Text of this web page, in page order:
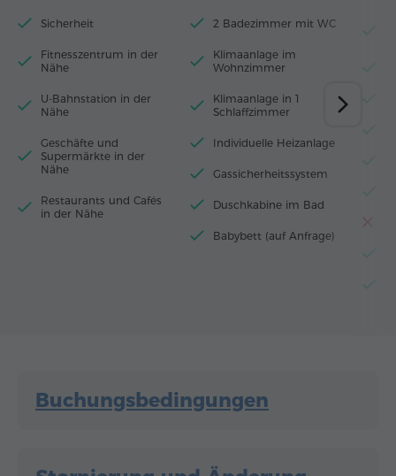
Sicherheit
Fitnesszentrum in der
Nähe
U-Bahnstation in der
Nähe
Geschäfte und
Supermärkte in der
Nähe
Restaurants und Cafés
in der Nähe
2 Badezimmer mit WC
Klimaanlage im
Wohnzimmer
Klimaanlage in 1
Schlaffzimmer
Individuelle Heizanlage
Gassicherheitssystem
Duschkabine im Bad
Babybett (auf Anfrage)
Buchungsbedingungen